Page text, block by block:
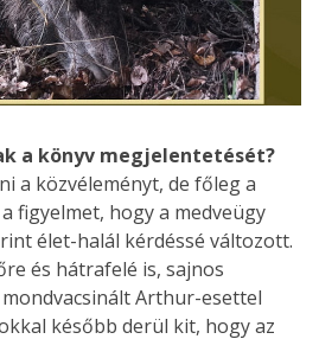
a könyv megjelentetését?
a közvéleményt, de főleg a
figyelmet, hogy a medveügy
élet-halál kérdéssé változott.
és hátrafelé is, sajnos
Arthur-esettel
később derül kit, hogy az